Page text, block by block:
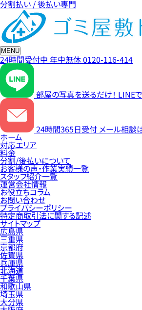
分割払い / 後払い専門
MENU
24時間受付中 年中無休0120-116-414
部屋の写真を送るだけ！ LINE
24時間365日受付 メール相談
ホーム
対応エリア
料金
分割/後払いについて
お客様の声・作業実績一覧
スタッフ紹介一覧
運営会社情報
お役立ちコラム
お問い合わせ
プライバシーポリシー
特定商取引法に関する記述
サイトマップ
広島県
三重県
京都府
佐賀県
兵庫県
北海道
千葉県
和歌山県
埼玉県
大分県